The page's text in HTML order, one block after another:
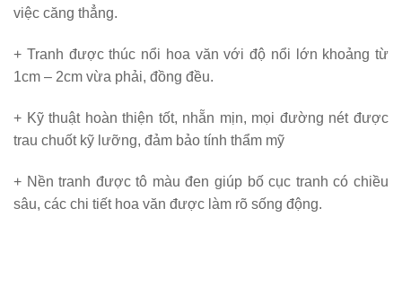
việc căng thẳng.
+ Tranh được thúc nổi hoa văn với độ nổi lớn khoảng từ
1cm – 2cm vừa phải, đồng đều.
+ Kỹ thuật hoàn thiện tốt, nhẵn mịn, mọi đường nét được
trau chuốt kỹ lưỡng, đảm bảo tính thẩm mỹ
+ Nền tranh được tô màu đen giúp bố cục tranh có chiều
sâu, các chi tiết hoa văn được làm rõ sống động.